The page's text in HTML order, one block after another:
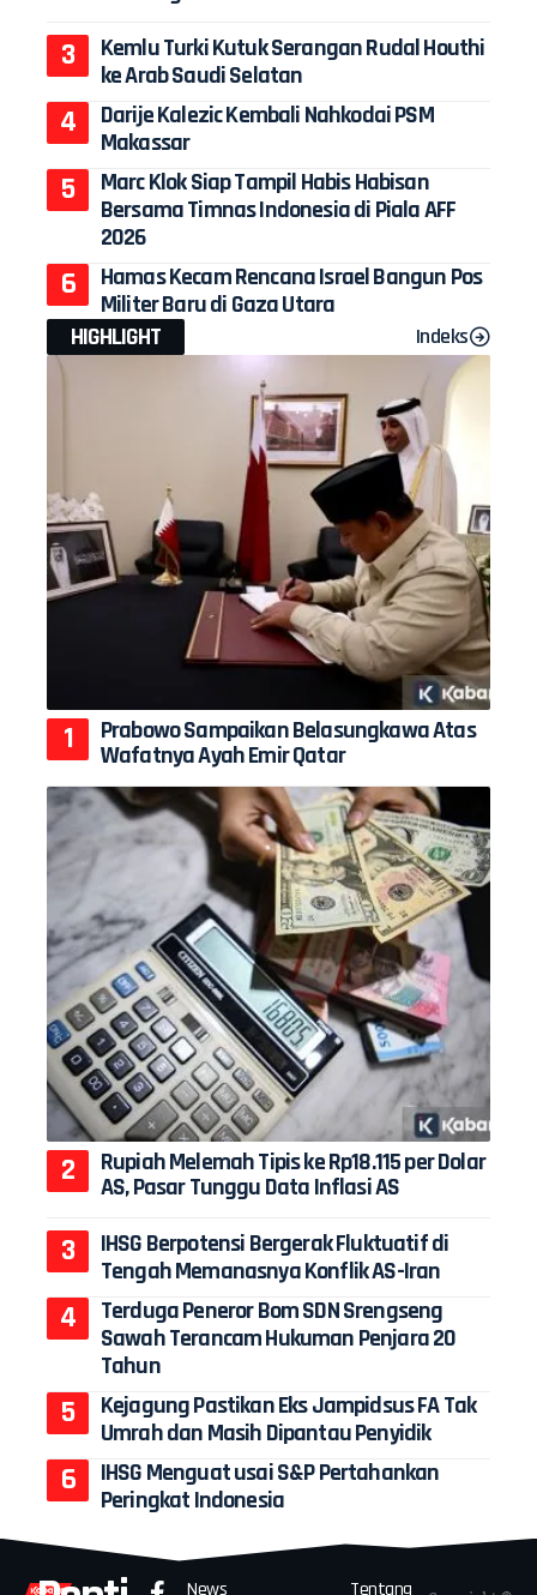
Kemlu Turki Kutuk Serangan Rudal Houthi
ke Arab Saudi Selatan
Darije Kalezic Kembali Nahkodai PSM
Makassar
Marc Klok Siap Tampil Habis Habisan
Bersama Timnas Indonesia di Piala AFF
2026
Hamas Kecam Rencana Israel Bangun Pos
Militer Baru di Gaza Utara
HIGHLIGHT
Indeks
Prabowo Sampaikan Belasungkawa Atas
Wafatnya Ayah Emir Qatar
Rupiah Melemah Tipis ke Rp18.115 per Dolar
AS, Pasar Tunggu Data Inflasi AS
IHSG Berpotensi Bergerak Fluktuatif di
Tengah Memanasnya Konflik AS-Iran
Terduga Peneror Bom SDN Srengseng
Sawah Terancam Hukuman Penjara 20
Tahun
Kejagung Pastikan Eks Jampidsus FA Tak
Umrah dan Masih Dipantau Penyidik
IHSG Menguat usai S&P Pertahankan
Peringkat Indonesia
News Tentang